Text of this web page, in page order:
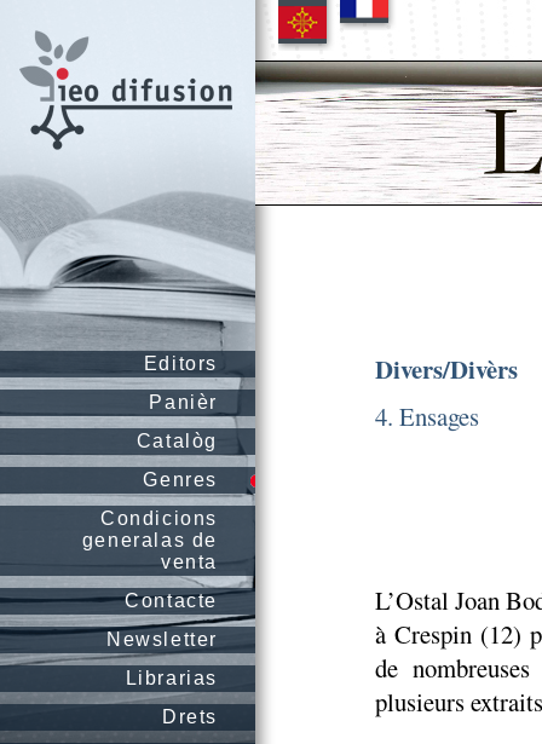
Editors
Panièr
Catalòg
Genres
Condicions
generalas de
venta
Contacte
Newsletter
Librarias
Drets
Divers/Divèrs
4. Ensages
L’Ostal Joan
à Crespin (12)
de
plusieurs